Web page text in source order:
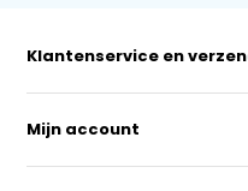
Klantenservice en
Mijn account